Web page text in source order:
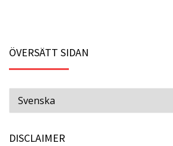
ÖVERSÄTT SIDAN
DISCLAIMER